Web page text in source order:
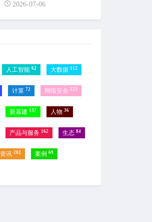
2026-07-06
人工智能 62 大数据 112
计算 72 网络安全 223
新基建 137 人物 36
产品与服务 162 生态 84
资讯 282 案例 69